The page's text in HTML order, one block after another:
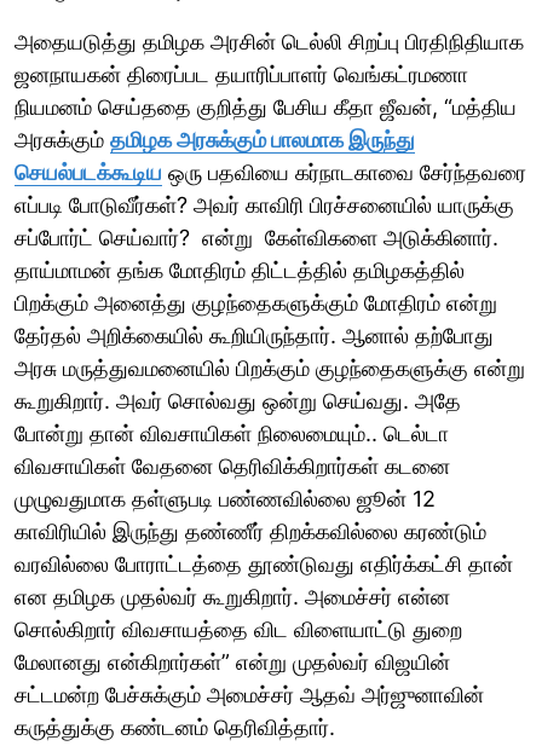
அதையடுத்து தமிழக அரசின் டெல்லி சிறப்பு பிரதிநிதியாக
ஜனநாயகன் திரைப்பட தயாரிப்பாளர் வெங்கட்ரமணா
நியமனம் செய்ததை குறித்து பேசிய கீதா ஜீவன், “மத்திய
அரசுக்கும் தமிழக அரசுக்கும் பாலமாக இருந்து
செயல்படக்கூடிய ஒரு பதவியை கர்நாடகாவை சேர்ந்தவரை
எப்படி போடுவீர்கள்? அவர் காவிரி பிரச்சனையில் யாருக்கு
சப்போர்ட் செய்வார்? என்று கேள்விகளை அடுக்கினார்.
தாய்மாமன் தங்க மோதிரம் திட்டத்தில் தமிழகத்தில்
பிறக்கும் அனைத்து குழந்தைகளுக்கும் மோதிரம் என்று
தேர்தல் அறிக்கையில் கூறியிருந்தார். ஆனால் தற்போது
அரசு மருத்துவமனையில் பிறக்கும் குழந்தைகளுக்கு என்று
கூறுகிறார். அவர் சொல்வது ஒன்று செய்வது. அதே
போன்று தான் விவசாயிகள் நிலைமையும்.. டெல்டா
விவசாயிகள் வேதனை தெரிவிக்கிறார்கள் கடனை
முழுவதுமாக தள்ளுபடி பண்ணவில்லை ஜூன் 12
காவிரியில் இருந்து தண்ணீர் திறக்கவில்லை கரண்டும்
வரவில்லை போராட்டத்தை தூண்டுவது எதிர்க்கட்சி தான்
என தமிழக முதல்வர் கூறுகிறார். அமைச்சர் என்ன
சொல்கிறார் விவசாயத்தை விட விளையாட்டு துறை
மேலானது என்கிறார்கள்” என்று முதல்வர் விஜயின்
சட்டமன்ற பேச்சுக்கும் அமைச்சர் ஆதவ் அர்ஜுனாவின்
கருத்துக்கு கண்டனம் தெரிவித்தார்.